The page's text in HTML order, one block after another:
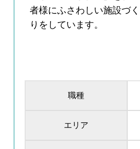
者様にふさわしい施設づく
りをしています。
職種
エリア